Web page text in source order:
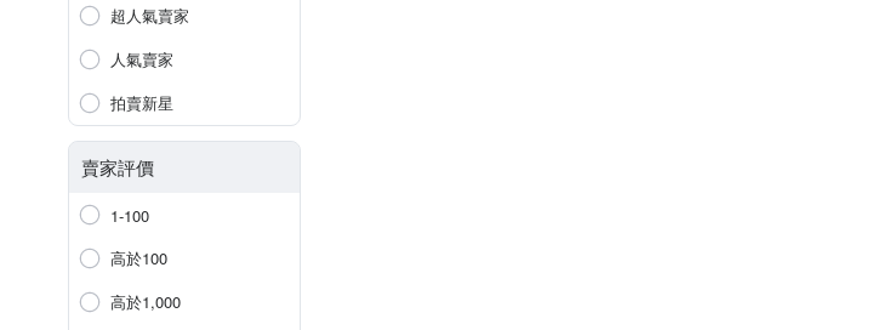
超人氣賣家
人氣賣家
拍賣新星
賣家評價
1-100
高於100
高於1,000